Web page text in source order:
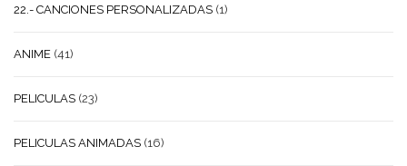
22.- CANCIONES PERSONALIZADAS (1)
ANIME (41)
PELICULAS (23)
PELICULAS ANIMADAS (16)